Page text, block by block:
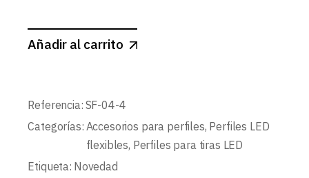
Añadir al carrito
Referencia: SF-04-4
Categorías: Accesorios para perfiles, Perfiles LED
flexibles, Perfiles para tiras LED
Etiqueta: Novedad